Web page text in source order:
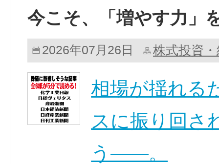
今こそ、「増やす力」
2026年07月26日 株式投資
相場が揺れる
スに振り回さ
う――。